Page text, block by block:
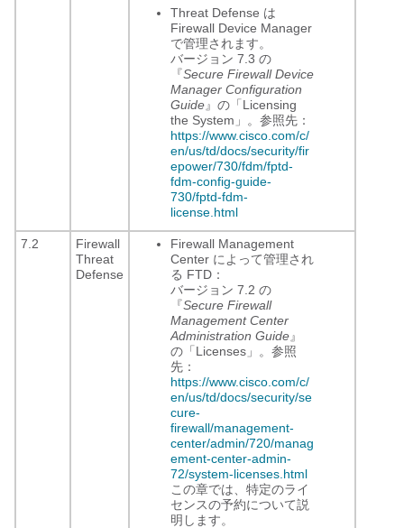
Threat Defense は
Firewall Device Manager
で管理されます。
バージョン 7.3 の
『Secure Firewall Device
Manager Configuration
Guide』の「Licensing
the System」。参照先：
https://www.cisco.com/c/
en/us/td/docs/security/fir
epower/730/fdm/fptd-
fdm-config-guide-
730/fptd-fdm-
license.html
7.2
Firewall
Threat
Defense
Firewall Management
Center によって管理され
る FTD：
バージョン 7.2 の
『Secure Firewall
Management Center
Administration Guide』
の「Licenses」。参照
先：
https://www.cisco.com/c/
en/us/td/docs/security/se
cure-
firewall/management-
center/admin/720/manag
ement-center-admin-
72/system-licenses.html
この章では、特定のライ
センスの予約について説
明します。